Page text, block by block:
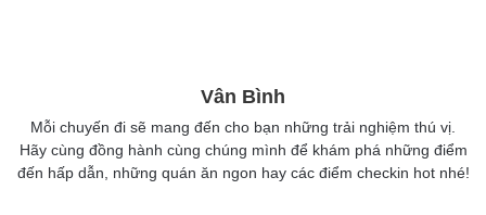
Vân Bình
Mỗi chuyến đi sẽ mang đến cho bạn những trải nghiệm thú vị.
Hãy cùng đồng hành cùng chúng mình để khám phá những điểm
đến hấp dẫn, những quán ăn ngon hay các điểm checkin hot nhé!